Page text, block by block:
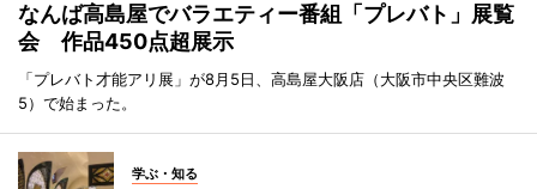
なんば高島屋でバラエティー番組「プレバト」展覧
会 作品450点超展示
「プレバト才能アリ展」が8月5日、高島屋大阪店（大阪市中央区難波
5）で始まった。
学ぶ・知る